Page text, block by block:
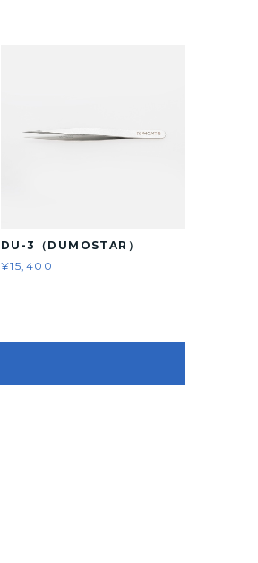
DU-3（DUMOSTAR）
¥15,400